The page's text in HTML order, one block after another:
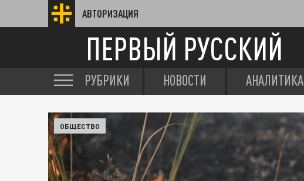
АВТОРИЗАЦИЯ
ПЕРВЫЙ РУССКИЙ
РУБРИКИ НОВОСТИ АНАЛИТИКА
ОБЩЕСТВО